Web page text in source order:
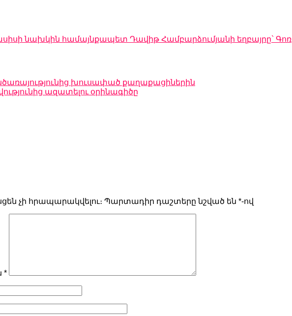
նախկին համայնքապետ Դավիթ Համբարձումյանի եղբայրը` Գոռ
խուսափած քաղաքացիներին
ազատելու օրինագիծը
չի հրապարակվելու։ Պարտադիր դաշտերը նշված են *-ով
*